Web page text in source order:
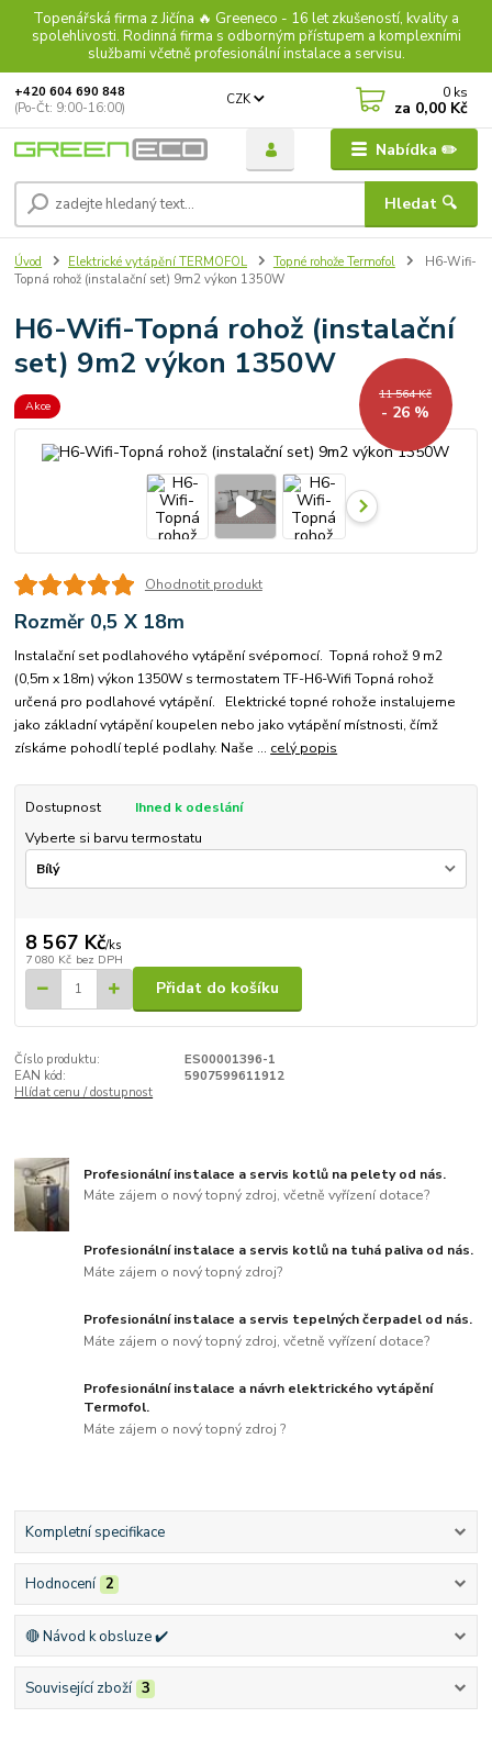
Topenářská firma z Jičína 🔥 Greeneco - 16 let zkušeností, kvality a
spolehlivosti. Rodinná firma s odborným přístupem a komplexními
službami včetně profesionální instalace a servisu.
Nabídka ✏️
CZK
Hledat 🔍
+420 604 690 848
(Po-Čt: 9:00-16:00)
0 ks
za 0,00 Kč
Úvod Elektrické vytápění TERMOFOL Topné rohože Termofol
H6-Wifi-
Topná rohož (instalační set) 9m2 výkon 1350W
H6-Wifi-Topná rohož (instalační
set) 9m2 výkon 1350W
Akce
11 564 Kč
- 26 %
Ohodnotit produkt
Rozměr 0,5 X 18m
Instalační set podlahového vytápění svépomocí. Topná rohož 9 m2
(0,5m x 18m) výkon 1350W s termostatem TF-H6-Wifi Topná rohož
určená pro podlahové vytápění. Elektrické topné rohože instalujeme
jako základní vytápění koupelen nebo jako vytápění místnosti, čímž
získáme pohodlí teplé podlahy. Naše ... celý popis
Dostupnost
Ihned k odeslání
Vyberte si barvu termostatu
8 567 Kč/ks
7 080 Kč bez DPH
Přidat do košíku
Číslo produktu:
ES00001396-1
EAN kód:
5907599611912
Hlídat cenu / dostupnost
Profesionální instalace a servis kotlů na pelety od nás.
Máte zájem o nový topný zdroj, včetně vyřízení dotace?
Profesionální instalace a servis kotlů na tuhá paliva od nás.
Máte zájem o nový topný zdroj?
Profesionální instalace a servis tepelných čerpadel od nás.
Máte zájem o nový topný zdroj, včetně vyřízení dotace?
Profesionální instalace a návrh elektrického vytápění
Termofol.
Máte zájem o nový topný zdroj ?
Kompletní specifikace
Hodnocení 2
🔴 Návod k obsluze ✔️
Související zboží 3